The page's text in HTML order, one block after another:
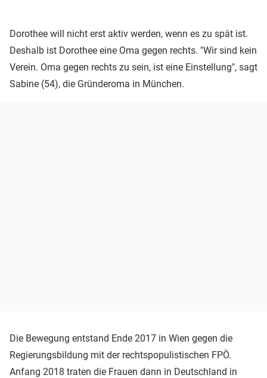
Dorothee will nicht erst aktiv werden, wenn es zu spät ist.
Deshalb ist Dorothee eine Oma gegen rechts. "Wir sind kein
Verein. Oma gegen rechts zu sein, ist eine Einstellung", sagt
Sabine (54), die Gründeroma in München.
Die Bewegung entstand Ende 2017 in Wien gegen die
Regierungsbildung mit der rechtspopulistischen FPÖ.
Anfang 2018 traten die Frauen dann in Deutschland in